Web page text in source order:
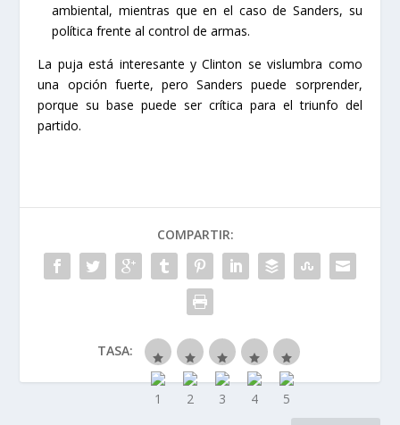
ambiental, mientras que en el caso de Sanders, su
política frente al control de armas.
La puja está interesante y Clinton se vislumbra como
una opción fuerte, pero Sanders puede sorprender,
porque su base puede ser crítica para el triunfo del
partido.
COMPARTIR:
TASA: